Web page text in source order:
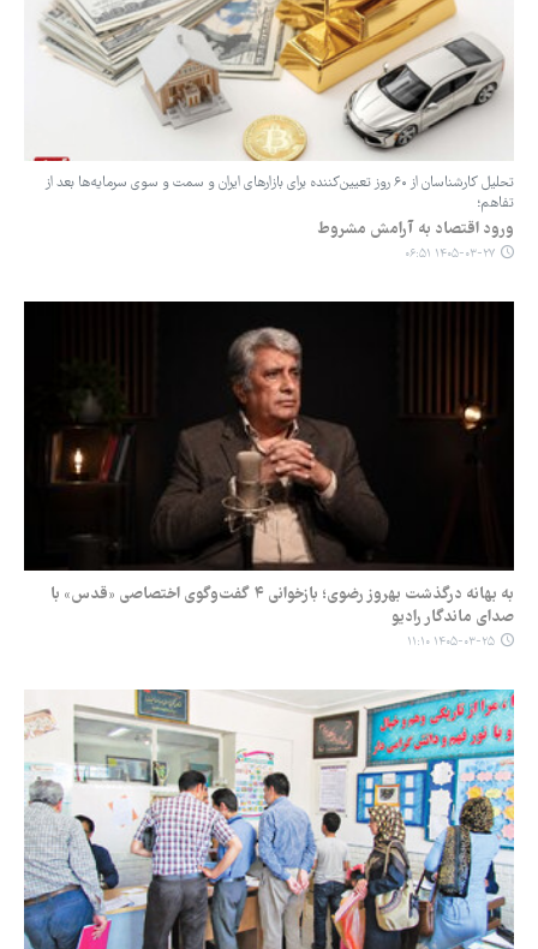
تحلیل کارشناسان از ۶۰ روز تعیین‌کننده برای بازارهای ایران و سمت و سوی سرمایه‌ها بعد از
تفاهم؛
ورود اقتصاد به آرامش مشروط
۱۴۰۵-۰۳-۲۷ ۰۶:۵۱
به بهانه درگذشت بهروز رضوی؛ بازخوانی ۴ گفت‌وگوی اختصاصی «قدس» با
صدای ماندگار رادیو
۱۴۰۵-۰۳-۲۵ ۱۱:۱۰